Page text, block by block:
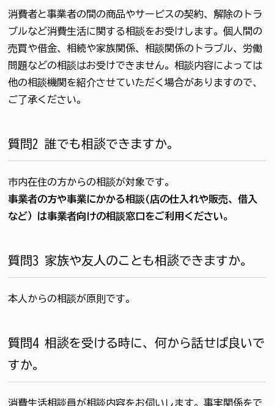
消費者と事業者の間の商品やサービスの契約、解除のトラ
ブルなど消費生活に関する相談をお受けします。個人間の
売買や借金、相続や家族関係、相談関係のトラブル、労働
問題などの相談はお受けできません。相談内容によっては
他の相談機関を紹介させていただく場合がありますので、
ご了承ください。
質問2 誰でも相談できますか。
市内在住の方からの相談が対象です。
事業者の方や事業にかかる相談(店の仕入れや販売、借入
など）は事業者向けの相談窓口をご利用ください。
質問3 家族や友人のことも相談できますか。
本人からの相談が原則です。
質問4 相談を受ける時に、何から話せば良いで
すか。
消費生活相談員が相談内容をお伺いします。事実関係をで